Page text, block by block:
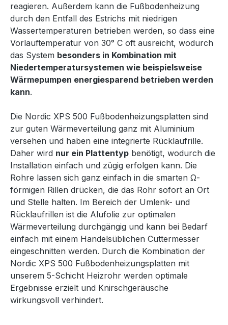
reagieren. Außerdem kann die Fußbodenheizung
durch den Entfall des Estrichs mit niedrigen
Wassertemperaturen betrieben werden, so dass eine
Vorlauftemperatur von 30° C oft ausreicht, wodurch
das System besonders in Kombination mit
Niedertemperatursystemen wie beispielsweise
Wärmepumpen energiesparend betrieben werden
kann.
Die Nordic XPS 500 Fußbodenheizungsplatten sind
zur guten Wärmeverteilung ganz mit Aluminium
versehen und haben eine integrierte Rücklaufrille.
Daher wird nur ein Plattentyp benötigt, wodurch die
Installation einfach und zügig erfolgen kann. Die
Rohre lassen sich ganz einfach in die smarten Ω-
förmigen Rillen drücken, die das Rohr sofort an Ort
und Stelle halten. Im Bereich der Umlenk- und
Rücklaufrillen ist die Alufolie zur optimalen
Wärmeverteilung durchgängig und kann bei Bedarf
einfach mit einem Handelsüblichen Cuttermesser
eingeschnitten werden. Durch die Kombination der
Nordic XPS 500 Fußbodenheizungsplatten mit
unserem 5-Schicht Heizrohr werden optimale
Ergebnisse erzielt und Knirschgeräusche
wirkungsvoll verhindert.